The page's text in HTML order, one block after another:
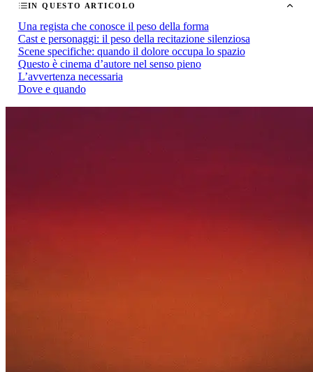
IN QUESTO ARTICOLO
Una regista che conosce il peso della forma
Cast e personaggi: il peso della recitazione silenziosa
Scene specifiche: quando il dolore occupa lo spazio
Questo è cinema d’autore nel senso pieno
L’avvertenza necessaria
Dove e quando